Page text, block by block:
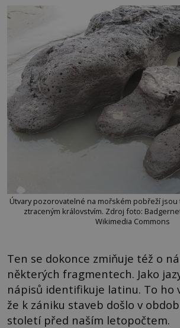
Útvary pozorovatelné na mořském pobřeží
ztraceným královstvím. Zdroj foto:
Wikimedia Commons
Ten se dokonce zmiňuje též o
některých fragmentech. Jako
nápisů identifikuje latinu. To ho
že k zániku staveb došlo v
století před naším letopočtem.